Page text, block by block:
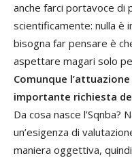
anche farci portavoce di
scientificamente: nulla è
bisogna far pensare è
aspettare magari solo
Comunque
importante richiesta
Da cosa nasce l’Sqnba?
un’esigenza di
maniera oggettiva,